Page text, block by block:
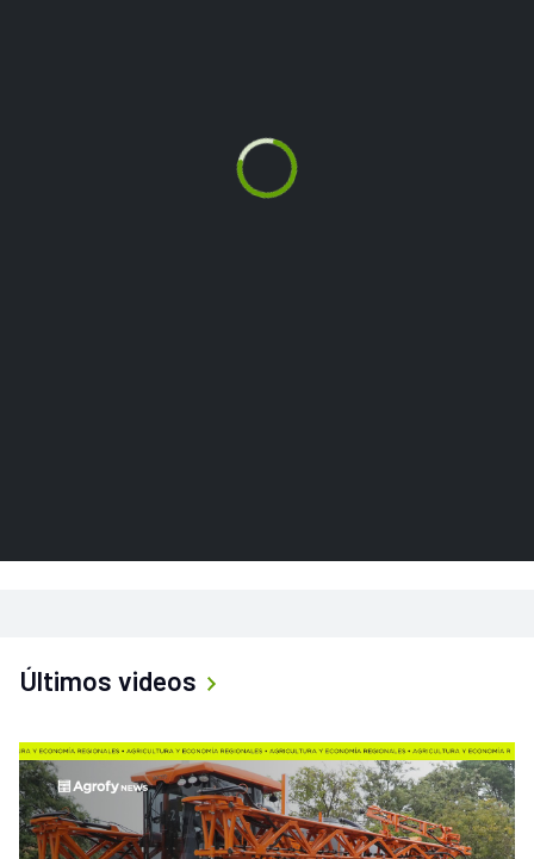
Últimos videos